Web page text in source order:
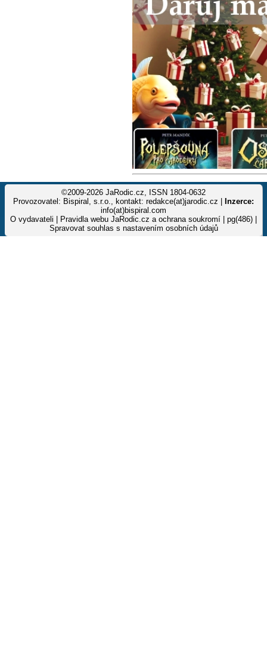
©2009-2026 JaRodic.cz, ISSN 1804-0632
Provozovatel: Bispiral, s.r.o., kontakt: redakce(at)jarodic.cz |
Inzerce:
info(at)bispiral.com
O vydavateli
Pravidla webu JaRodic.cz a ochrana soukromí | pg(486) |
Spravovat souhlas s nastavením osobních údajů